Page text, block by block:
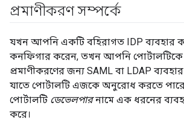
প্রমাণীকরণ সম্পর্কে
যখন আপনি একটি বহিরাগত IDP ব্যবহার
কনফিগার করেন, তখন আপনি
প্রমাণীকরণের জন্য SAML বা LDAP
যাতে পোর্টালটি এজকে অনুরোধ করতে
পোর্টালটি ডেভেলপারনামে এক ধরনের
করে।